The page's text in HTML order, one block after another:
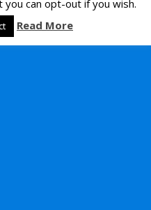
can opt-out if you wish.
Read More